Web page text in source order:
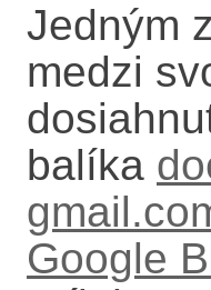
Jedným
medzi
balíka
Google